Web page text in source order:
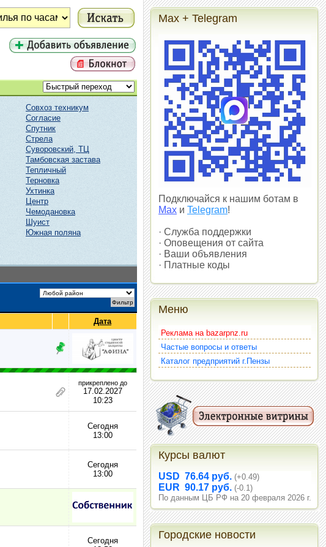
Совхоз техникум
Согласие
Спутник
Стрела
Суворовский, ТЦ
Тамбовская застава
Тепличный
Терновка
Ухтинка
Центр
Чемодановка
Шуист
Южная поляна
Дата
прикреплено до
17.02.2027
10:23
Сегодня
13:00
Сегодня
13:00
Сегодня
Max + Telegram
Подключайся к нашим ботам в
Max и Telegram!
· Служба поддержки
· Оповещения от сайта
· Ваши объявления
· Платные коды
Меню
Реклама на bazarpnz.ru
Частые вопросы и ответы
Каталог предприятий г.Пензы
Курсы валют
USD 76.64 руб. (+0.49)
EUR 90.17 руб. (-0.1)
По данным ЦБ РФ на 20 февраля 2026 г.
Городские новости